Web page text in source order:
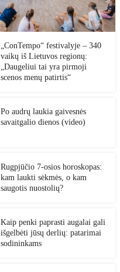
„ConTempo“ festivalyje – 340
vaikų iš Lietuvos regionų:
„Daugeliui tai yra pirmoji
scenos menų patirtis“
Po audrų laukia gaivesnės
savaitgalio dienos (video)
Rugpjūčio 7-osios horoskopas:
kam laukti sėkmės, o kam
saugotis nuostolių?
Kaip penki paprasti augalai gali
išgelbėti jūsų derlių: patarimai
sodininkams